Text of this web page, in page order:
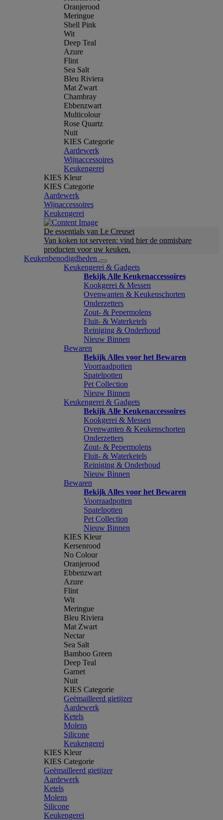
Oranjerood
Meringue
Shell Pink
Wit
Deep Teal
Azure
Flint
Sea Salt
Bleu Riviera
Mat Zwart
Chambray
Ebbenzwart
Multicolour
Rose Quartz
Nuit
KIES Categorie
Aardewerk
Wijnaccessoires
Keukengerei
KIES Kleur
KIES Categorie
Aardewerk
Wijnaccessoires
Keukengerei
De essentials van Le Creuset
Van koken tot serveren: vind hier de onmisbare
producten voor uw keuken.
Keukenbenodigdheden
Keukengerei & Gadgets
Bekijk Alle Keukenaccessoires
Kookgerei & Messen
Ovenwanten & Keukenschorten
Onderzetters
Zout- & Pepermolens
Fluit- & Waterketels
Reiniging & Onderhoud
Nieuw Binnen
Bewaren
Bekijk Alles voor het Bewaren
Voorraadpotten
Spatelpotten
Pet Collection
Nieuw Binnen
Keukengerei & Gadgets
Bekijk Alle Keukenaccessoires
Kookgerei & Messen
Ovenwanten & Keukenschorten
Onderzetters
Zout- & Pepermolens
Fluit- & Waterketels
Reiniging & Onderhoud
Nieuw Binnen
Bewaren
Bekijk Alles voor het Bewaren
Voorraadpotten
Spatelpotten
Pet Collection
Nieuw Binnen
KIES Kleur
Kersenrood
No Colour
Oranjerood
Ebbenzwart
Azure
Flint
Wit
Meringue
Bleu Riviera
Mat Zwart
Nectar
Sea Salt
Bamboo Green
Deep Teal
Garnet
Nuit
KIES Categorie
Geëmailleerd gietijzer
Aardewerk
Ketels
Molens
Silicone
Keukengerei
KIES Kleur
KIES Categorie
Geëmailleerd gietijzer
Aardewerk
Ketels
Molens
Silicone
Keukengerei